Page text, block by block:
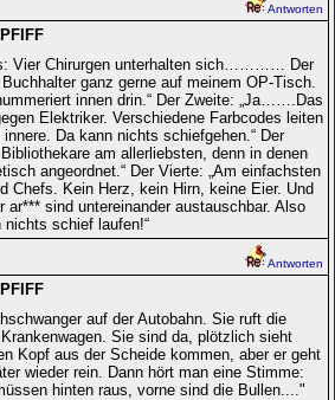
Antworten
Vier Chirurgen unterhalten sich………… Der
ganz gerne auf meinem OP-Tisch.
innen drin.“ Der Zweite: „Ja…….Das
Elektriker. Verschiedene Farbcodes leiten
Da kann nichts schiefgehen.“ Der
am allerliebsten, denn in denen
angeordnet.“ Der Vierte: „Am einfachsten
Chefs. Kein Herz, kein Hirn, keine Eier. Und
ar*** sind untereinander austauschbar. Also
schief laufen!“
Antworten
auf der Autobahn. Sie ruft die
Sie sind da, plötzlich sieht
Kopf aus der Scheide kommen, aber er geht
wieder rein. Dann hört man eine Stimme:
hinten raus, vorne sind die Bullen...."